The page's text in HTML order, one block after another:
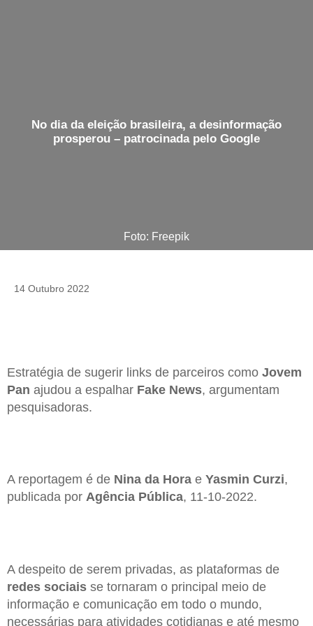
No dia da eleição brasileira, a desinformação
prosperou – patrocinada pelo Google
Foto: Freepik
14 Outubro 2022
Estratégia de sugerir links de parceiros como Jovem
Pan ajudou a espalhar Fake News, argumentam
pesquisadoras.
A reportagem é de Nina da Hora e Yasmin Curzi,
publicada por Agência Pública, 11-10-2022.
A despeito de serem privadas, as plataformas de
redes sociais se tornaram o principal meio de
informação e comunicação em todo o mundo,
necessárias para atividades cotidianas e até mesmo